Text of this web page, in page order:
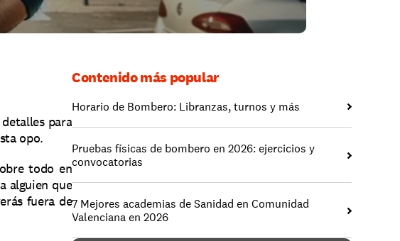
para
opo.
todo en
alguien que
fuera de
Contenido más popular
Horario de Bombero: Libranzas, turnos y más
Pruebas físicas de bombero en 2026: ejercicios y
convocatorias
7 Mejores academias de Sanidad en Comunidad
Valenciana en 2026